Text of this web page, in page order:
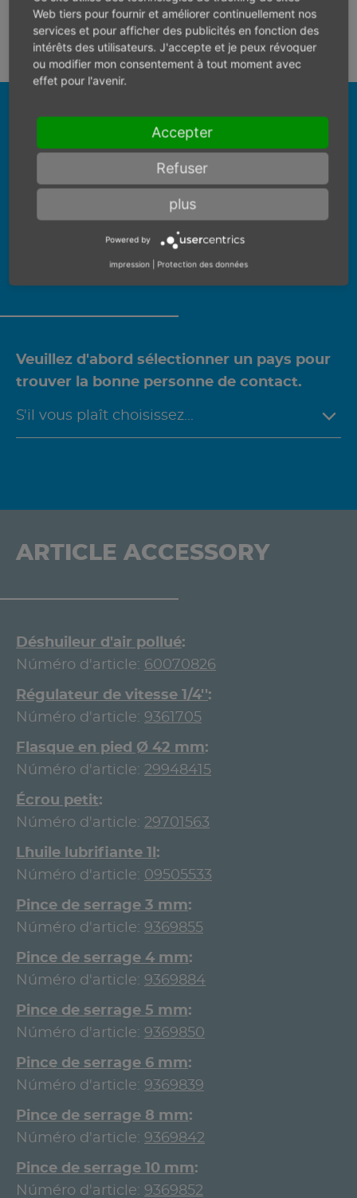
3D - model (STP)
Trouvez votre contact personnel
CONSEILS
PERSONNALISÉS
Nous serions heureux de vous
conseiller personnellement sur ce
Veuillez d'abord sélectionner un pays pour
trouver la bonne personne de contact.
ARTICLE ACCESSORY
Déshuileur d'air pollué
Núméro d'article: 60070826
Régulateur de vitesse 1/4''
Núméro d'article: 9361705
Flasque en pied Ø 42 mm
Núméro d'article: 29948415
Écrou petit
Núméro d'article: 29701563
L`huile lubrifiante 1l
Núméro d'article: 09505533
Pince de serrage 3 mm
Núméro d'article: 9369855
Pince de serrage 4 mm
Núméro d'article: 9369884
Pince de serrage 5 mm
Núméro d'article: 9369850
Pince de serrage 6 mm
Núméro d'article: 9369839
Pince de serrage 8 mm
Núméro d'article: 9369842
Pince de serrage 10 mm
Núméro d'article: 9369852
Web tiers pour fournir et améliorer continuellement nos
services et pour afficher des publicités en fonction des
intérêts des utilisateurs. J'accepte et je peux révoquer
ou modifier mon consentement à tout moment avec
effet pour l'avenir.
Accepter
Refuser
plus
Powered by
impression Protection des données